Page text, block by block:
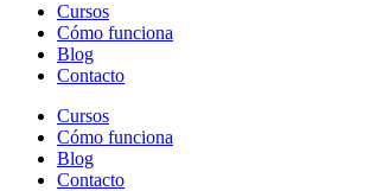
Cursos
Cómo funciona
Blog
Contacto
Cursos
Cómo funciona
Blog
Contacto